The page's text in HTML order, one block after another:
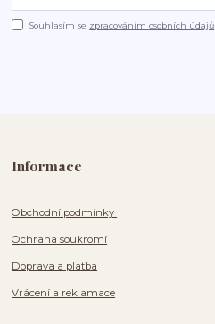
Souhlasím se zpracováním osobních údajů
Informace
Obchodní podmínky
Ochrana soukromí
Doprava a platba
Vrácení a reklamace